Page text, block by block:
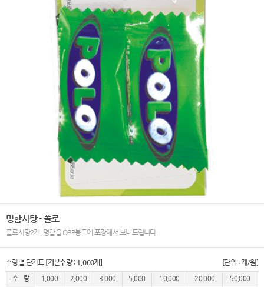
명함사탕 - 폴로
폴로사탕2개, 명함을 OPP봉투에 포장해서 보내드립니다.
수량별 단가표 [기본수량 : 1,000개] [단위 : 개/원]
수 량 1,000 2,000 3,000 5,000 10,000 20,000
50,000